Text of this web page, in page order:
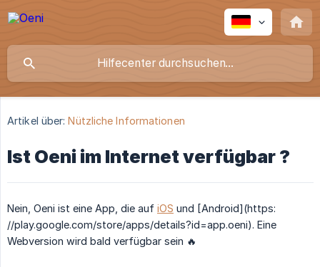
Artikel über: Nützliche Informationen
Ist Oeni im Internet verfügbar ?
Nein, Oeni ist eine App, die auf iOS und [Android](https:
//play.google.com/store/apps/details?id=app.oeni). Eine
Webversion wird bald verfügbar sein 🔥